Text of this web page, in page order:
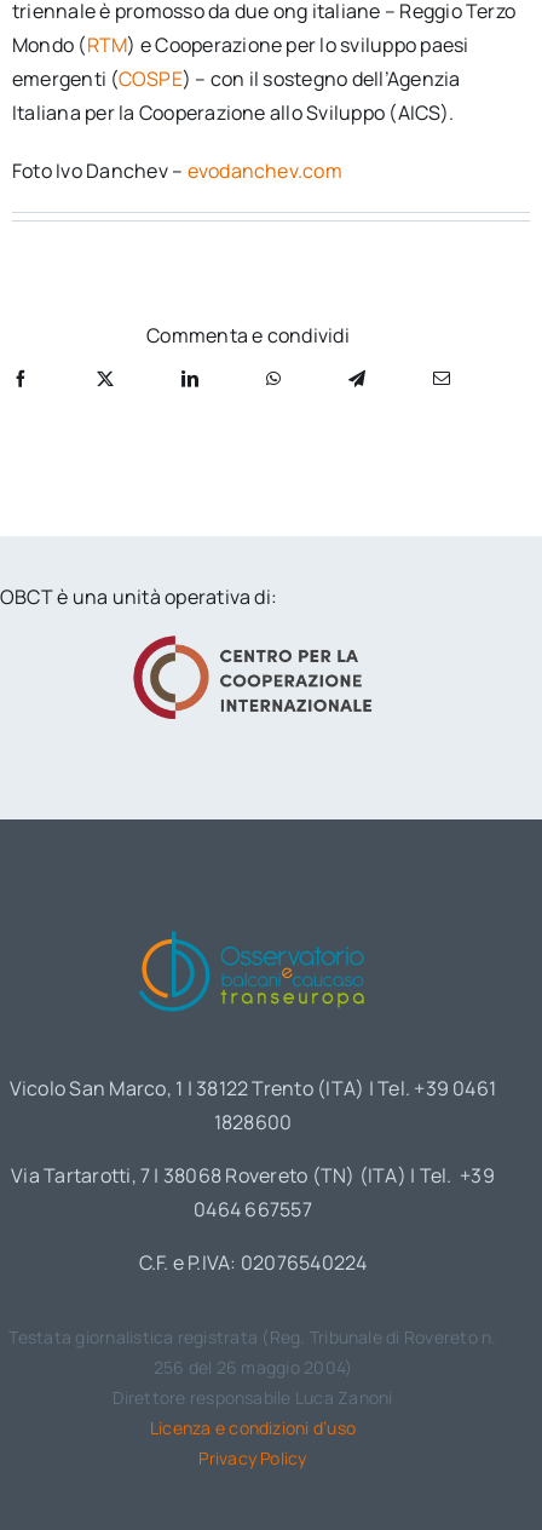
triennale è promosso da due ong italiane – Reggio Terzo
Mondo (RTM) e Cooperazione per lo sviluppo paesi
emergenti (COSPE) – con il sostegno dell’Agenzia
Italiana per la Cooperazione allo Sviluppo (AICS).
Foto Ivo Danchev – evodanchev.com
Commenta e condividi
OBCT è una unità operativa di:
Vicolo San Marco, 1 | 38122 Trento (ITA) | Tel. +39 0461
1828600
Via Tartarotti, 7 | 38068 Rovereto (TN) (ITA) | Tel. +39
0464 667557
C.F. e P.IVA: 02076540224
Testata giornalistica registrata (Reg. Tribunale di Rovereto n.
256 del 26 maggio 2004)
Direttore responsabile Luca Zanoni
Licenza e condizioni d’uso
Privacy Policy